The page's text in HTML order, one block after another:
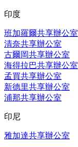
印度
班加羅爾共享辦公室
清奈共享辦公室
古爾岡共享辦公室
海得拉巴共享辦公室
孟買共享辦公室
新德里共享辦公室
浦那共享辦公室
印尼
雅加達共享辦公室